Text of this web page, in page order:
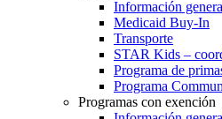
Información
Medicaid Buy-In
Transporte
STAR Kids –
Programa de
Programa
Programas con exención